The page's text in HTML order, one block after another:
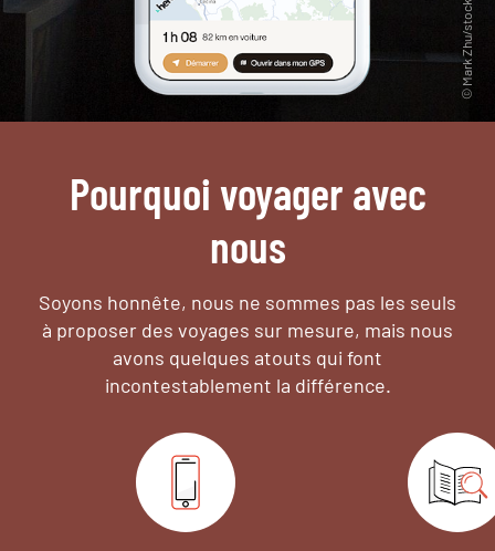
Pourquoi voyager avec
nous
Soyons honnête, nous ne sommes pas les seuls
à proposer des voyages sur mesure, mais nous
avons quelques atouts qui font
incontestablement la différence.